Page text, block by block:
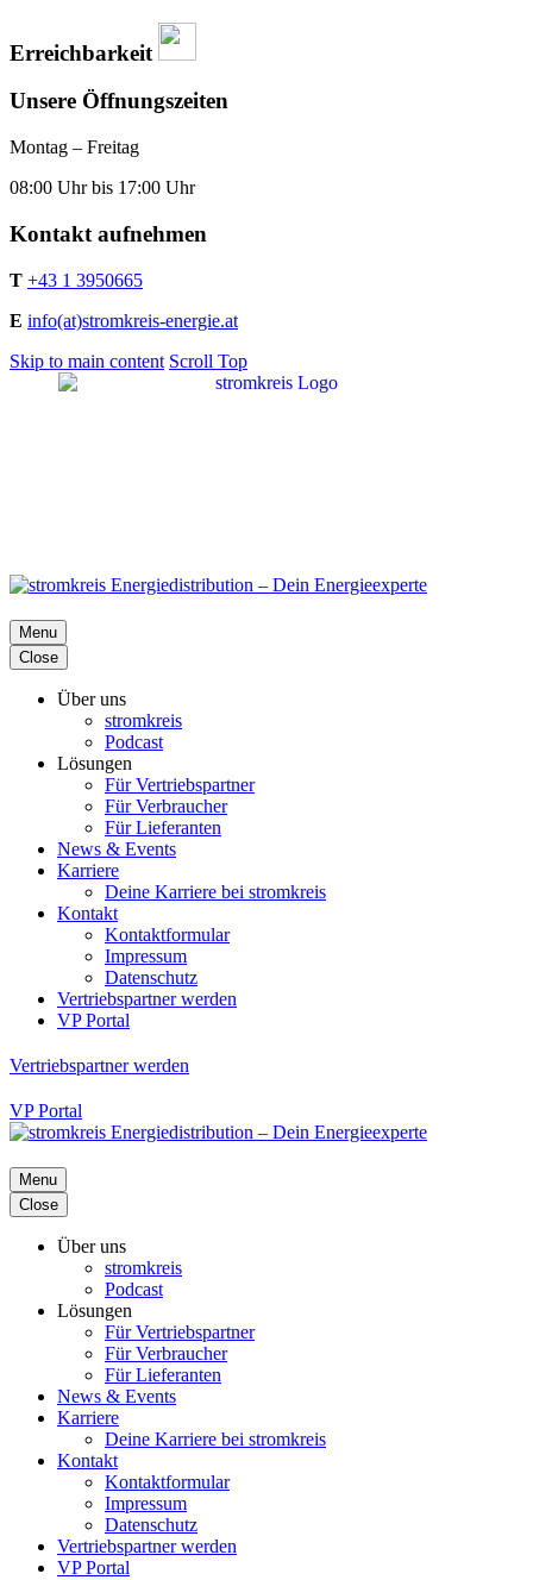
Erreichbarkeit
Unsere Öffnungszeiten
Montag – Freitag
08:00 Uhr bis 17:00 Uhr
Kontakt aufnehmen
T +43 1 3950665
E info(at)stromkreis-energie.at
Skip to main content Scroll Top
Menu
Close
Über uns
stromkreis
Podcast
Lösungen
Für Vertriebspartner
Für Verbraucher
Für Lieferanten
News & Events
Karriere
Deine Karriere bei stromkreis
Kontakt
Kontaktformular
Impressum
Datenschutz
Vertriebspartner werden
VP Portal
Vertriebspartner werden
VP Portal
Menu
Close
Über uns
stromkreis
Podcast
Lösungen
Für Vertriebspartner
Für Verbraucher
Für Lieferanten
News & Events
Karriere
Deine Karriere bei stromkreis
Kontakt
Kontaktformular
Impressum
Datenschutz
Vertriebspartner werden
VP Portal